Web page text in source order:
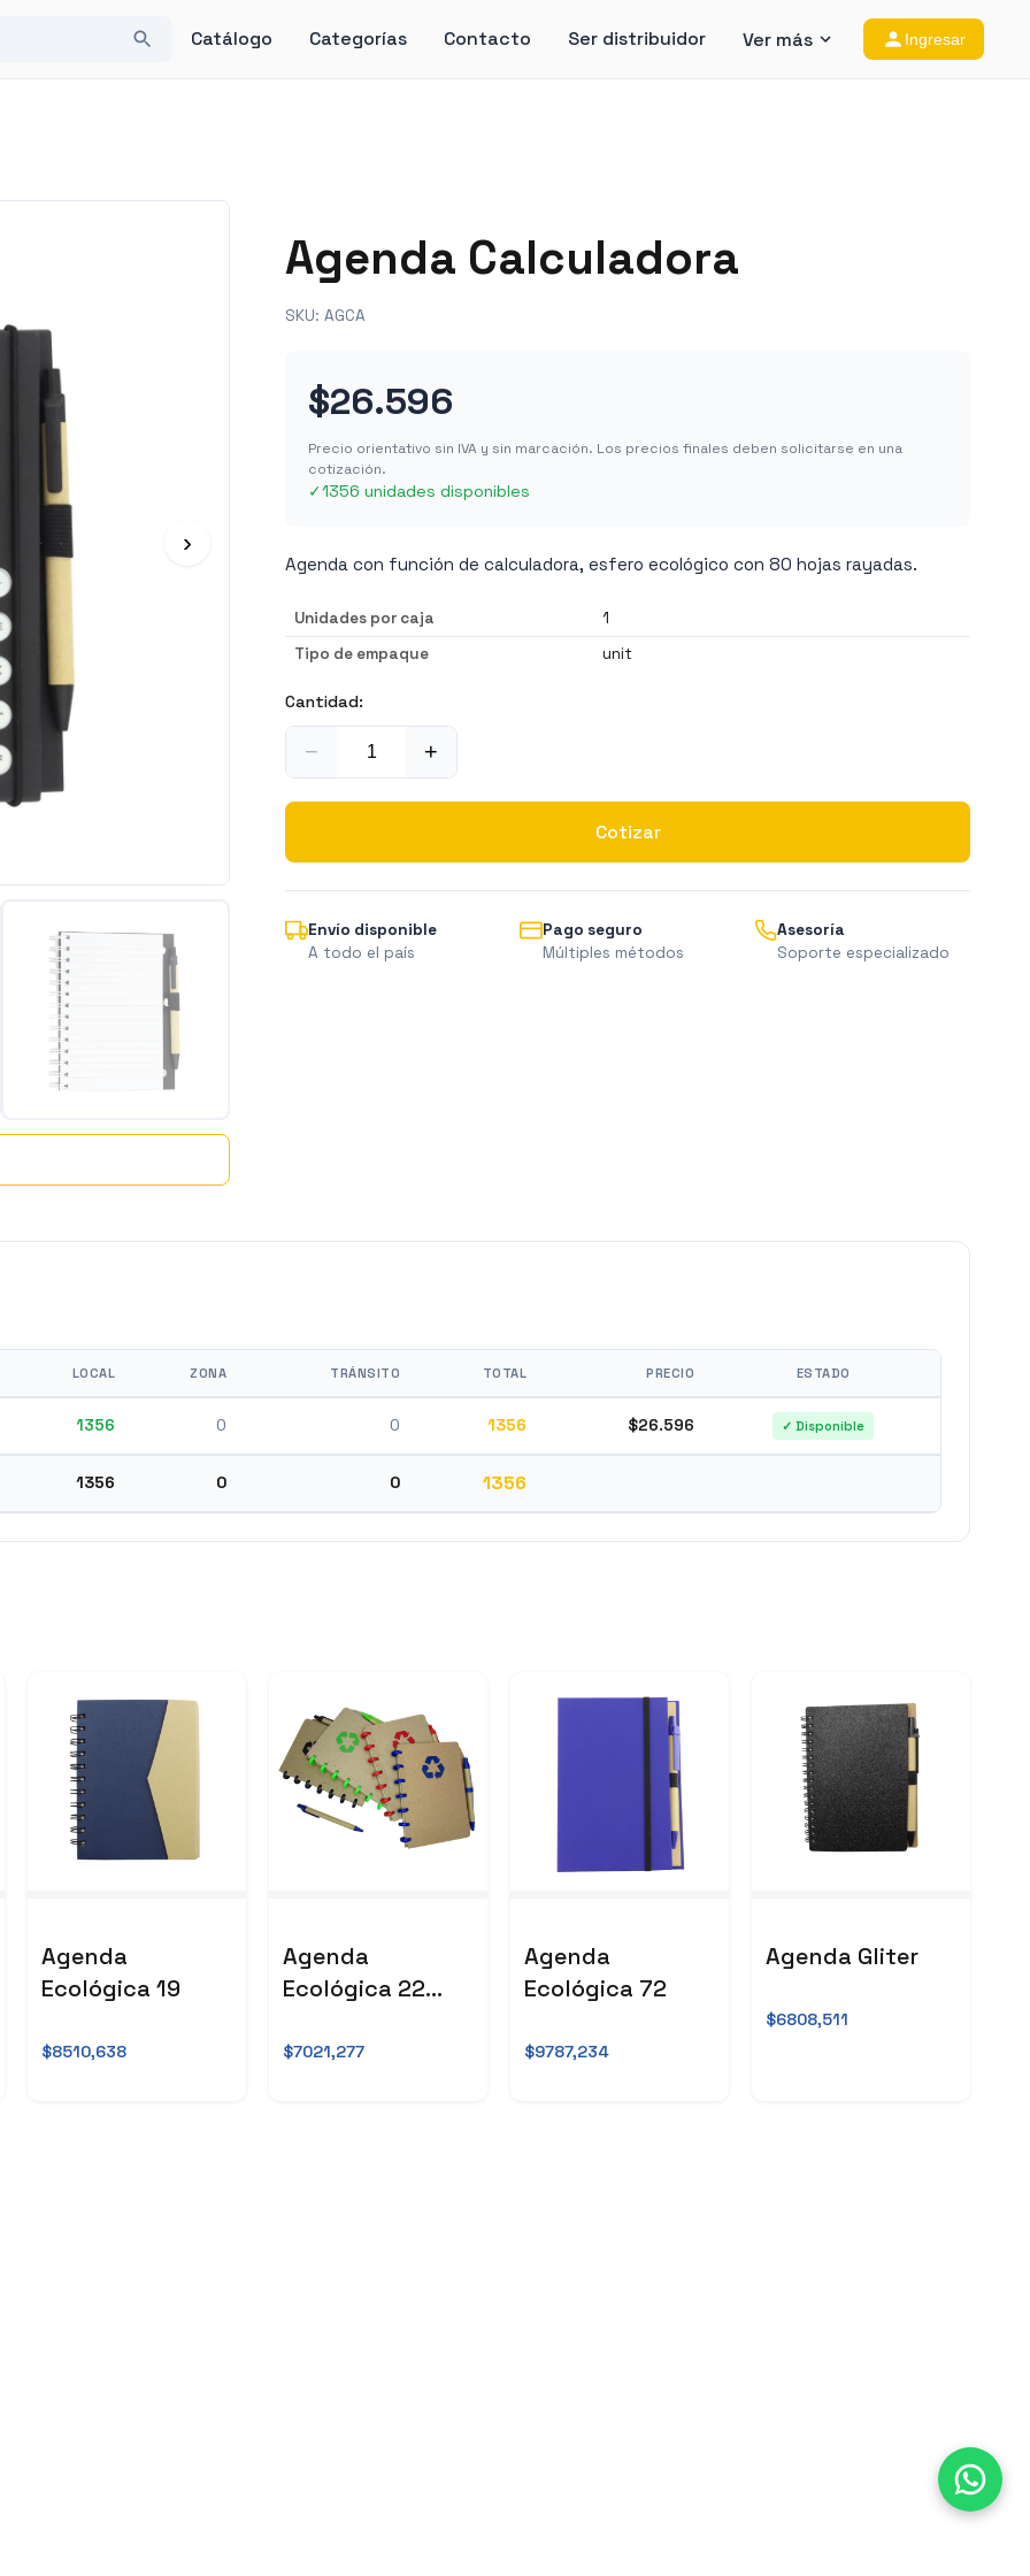
Catálogo Categorías Contacto Ser distribuidor Ver más Ingresar
›
Agenda Calculadora
SKU: AGCA
$26.596
Precio orientativo sin IVA y sin marcación. Los precios finales deben solicitarse en una
cotización.
✓1356 unidades disponibles
Agenda con función de calculadora, esfero ecológico con 80 hojas rayadas.
Unidades por caja
1
Tipo de empaque
unit
Cantidad:
− +
Cotizar
Envío disponible
A todo el país
Pago seguro
Múltiples métodos
Asesoría
Soporte especializado
LOCAL ZONA TRÁNSITO TOTAL PRECIO ESTADO
1356 0 0 1356 $26.596 ✓ Disponible
1356 0 0 1356
Agenda
Ecológica 19
$8510,638
Agenda
Ecológica 22
$7021,277
Agenda
Ecológica 72
$9787,234
Agenda Gliter
$6808,511